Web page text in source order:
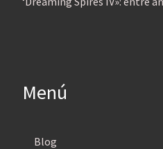
Menú
Blog